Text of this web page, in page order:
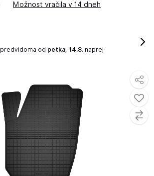
Možnost vračila v 14 dneh
predvidoma od petka, 14.8. naprej